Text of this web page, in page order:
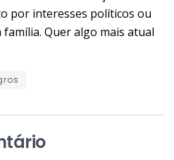
por interesses políticos ou
Quer algo mais atual